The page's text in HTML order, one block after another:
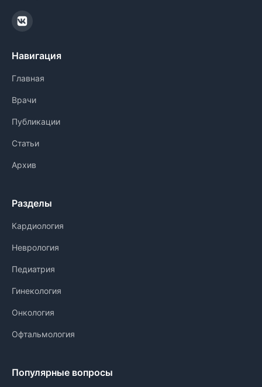
Навигация
Главная
Врачи
Публикации
Статьи
Архив
Разделы
Кардиология
Неврология
Педиатрия
Гинекология
Онкология
Офтальмология
Популярные вопросы